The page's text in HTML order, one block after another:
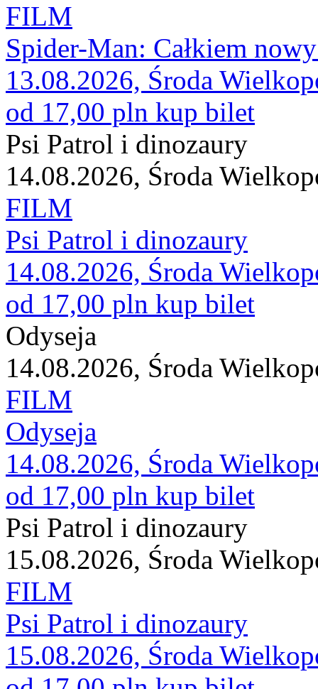
FILM
Spider-Man: Całkiem
13.08.2026, Środa
od 17,00 pln kup bilet
Psi Patrol i dinozaury
14.08.2026, Środa
FILM
Psi Patrol i dinozaury
14.08.2026, Środa
od 17,00 pln kup bilet
Odyseja
14.08.2026, Środa
FILM
Odyseja
14.08.2026, Środa
od 17,00 pln kup bilet
Psi Patrol i dinozaury
15.08.2026, Środa
FILM
Psi Patrol i dinozaury
15.08.2026, Środa